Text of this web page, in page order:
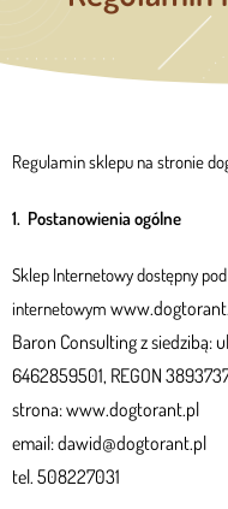
Regulamin sklepu na stronie
1. Postanowienia ogólne
Sklep Internetowy dostępny
internetowym
Baron Consulting z siedzibą:
6462859501, REGON
strona: www.dogtorant.pl
email: dawid@dogtorant.pl
tel. 508227031